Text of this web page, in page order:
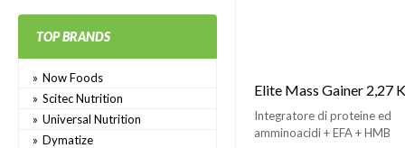
TOP BRANDS
Now Foods
Scitec Nutrition
Universal Nutrition
Dymatize
Elite Mass Gainer 2,27
Integratore di proteine ed
amminoacidi + EFA + HMB